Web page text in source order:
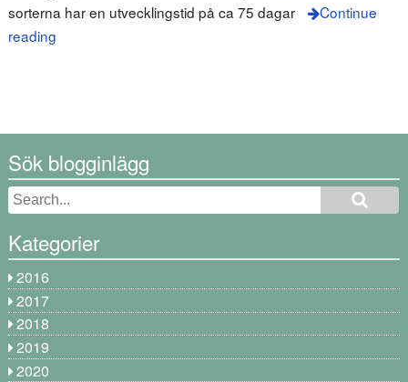
sorterna har en utvecklingstid på ca 75 dagar
Continue
reading
Sök blogginlägg
Kategorier
2016
2017
2018
2019
2020